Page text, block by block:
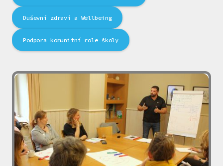
Duševní zdraví a Wellbeing
Podpora komunitní role školy